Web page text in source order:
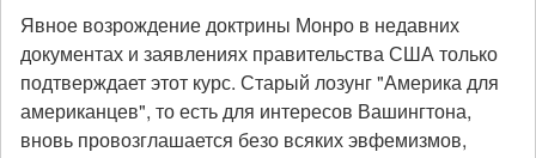
Явное возрождение доктрины Монро в недавних
документах и заявлениях правительства США только
подтверждает этот курс. Старый лозунг "Америка для
американцев", то есть для интересов Вашингтона,
вновь провозглашается безо всяких эвфемизмов,